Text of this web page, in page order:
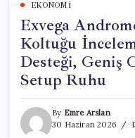
EKONOMI
Exvega
Koltuğu
Desteği, Geniş
Setup Ruhu
By Emre Arslan
30 Haziran 2026